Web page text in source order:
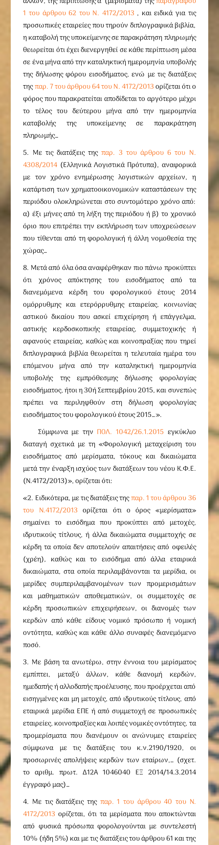
1 του άρθρου 62 του N. 4172/2013 , και ειδικά για τις
προσωπικές εταιρείες που τηρούν διπλογραφικά βιβλία,
η καταβολή της υποκείμενης σε παρακράτηση πληρωμής
θεωρείται ότι έχει διενεργηθεί σε κάθε περίπτωση μέσα
σε ένα μήνα από την καταληκτική ημερομηνία υποβολής
της δήλωσης φόρου εισοδήματος, ενώ με τις διατάξεις
τηςπαρ. 7 του άρθρου 64 του N. 4172/2013ορίζεται ότι ο
φόρος που παρακρατείται αποδίδεται το αργότερο μέχρι
το τέλος του δεύτερου μήνα από την ημερομηνία
καταβολής της υποκείμενης σε παρακράτηση
πληρωμής…
5. Με τις διατάξεις τηςπαρ. 3 του άρθρου 6 του N.
4308/2014 (Ελληνικά Λογιστικά Πρότυπα), αναφορικά
με τον χρόνο ενημέρωσης λογιστικών αρχείων, η
κατάρτιση των χρηματοοικονομικών καταστάσεων της
περιόδου ολοκληρώνεται στο συντομότερο χρόνο από:
α) έξι μήνες από τη λήξη της περιόδου ή β) το χρονικό
όριο που επιτρέπει την εκπλήρωση των υποχρεώσεων
που τίθενται από τη φορολογική ή άλλη νομοθεσία της
χώρας…
8. Μετά από όλα όσα αναφέρθηκαν πιο πάνω προκύπτει
ότι χρόνος απόκτησης του εισοδήματος από τα
διανεμόμενα κέρδη του φορολογικού έτους 2014
ομόρρυθμης και ετερόρρυθμης εταιρείας, κοινωνίας
αστικού δικαίου που ασκεί επιχείρηση ή επάγγελμα,
αστικής κερδοσκοπικής εταιρείας, συμμετοχικής ή
αφανούς εταιρείας, καθώς και κοινοπραξίας που τηρεί
διπλογραφικά βιβλία θεωρείται η τελευταία ημέρα του
επόμενου μήνα από την καταληκτική ημερομηνία
υποβολής της εμπρόθεσμης δήλωσης φορολογίας
εισοδήματος, ήτοι η 30ή Σεπτεμβρίου 2015, και συνεπώς
πρέπει να περιληφθούν στη δήλωση φορολογίας
εισοδήματος του φορολογικού έτους 2015…».
Σύμφωνα με την ΠΟΛ. 1042/26.1.2015 εγκύκλιο
διαταγή σχετικά με τη «Φορολογική μεταχείριση του
εισοδήματος από μερίσματα, τόκους και δικαιώματα
μετά την έναρξη ισχύος των διατάξεων του νέου Κ.Φ.Ε.
(Ν.4172/2013)», ορίζεται ότι:
«2. Ειδικότερα, με τις διατάξεις τηςπαρ. 1 του άρθρου 36
του Ν.4172/2013 ορίζεται ότι ο όρος «μερίσματα»
σημαίνει το εισόδημα που προκύπτει από μετοχές,
ιδρυτικούς τίτλους, ή άλλα δικαιώματα συμμετοχής σε
κέρδη τα οποία δεν αποτελούν απαιτήσεις από οφειλές
(χρέη), καθώς και το εισόδημα από άλλα εταιρικά
δικαιώματα, στα οποία περιλαμβάνονται τα μερίδια, οι
μερίδες συμπεριλαμβανομένων των προμερισμάτων
και μαθηματικών αποθεματικών, οι συμμετοχές σε
κέρδη προσωπικών επιχειρήσεων, οι διανομές των
κερδών από κάθε είδους νομικό πρόσωπο ή νομική
οντότητα, καθώς και κάθε άλλο συναφές διανεμόμενο
ποσό.
3. Με βάση τα ανωτέρω, στην έννοια του μερίσματος
εμπίπτει, μεταξύ άλλων, κάθε διανομή κερδών,
ημεδαπής ή αλλοδαπής προέλευσης, που προέρχεται από
εισηγμένες και μη μετοχές, από ιδρυτικούς τίτλους, από
εταιρικά μερίδια ΕΠΕ ή από συμμετοχή σε προσωπικές
εταιρείες, κοινοπραξίες και λοιπές νομικές οντότητες, τα
προμερίσματα που διανέμουν οι ανώνυμες εταιρείες
σύμφωνα με τις διατάξεις του κ.ν.2190/1920, οι
προσωρινές απολήψεις κερδών των εταίρων,… (σχετ.
το αριθμ. πρωτ. Δ12Α 1046040 ΕΞ 2014/14.3.2014
έγγραφό μας)…
4. Με τις διατάξεις της παρ. 1 του άρθρου 40 του Ν.
4172/2013 ορίζεται, ότι τα μερίσματα που αποκτώνται
από φυσικά πρόσωπα φορολογούνται με συντελεστή
10% (ήδη 5%) και με τις διατάξεις του άρθρου 61 και της